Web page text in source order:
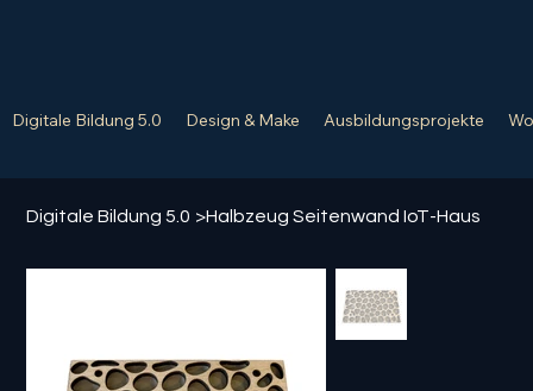
Digitale Bildung 5.0 Design & Make Ausbildungsprojekte
Digitale Bildung 5.0 >Halbzeug Seitenwand IoT-Haus